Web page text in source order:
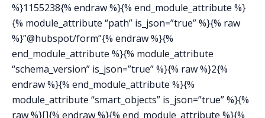
%}1155238{% endraw %}{% end_module_attribute %}
{% module_attribute “path” is_json=”true” %}{% raw
%}”@hubspot/form”{% endraw %}{%
end_module_attribute %}{% module_attribute
“schema_version” is_json=”true” %}{% raw %}2{%
endraw %}{% end_module_attribute %}{%
module_attribute “smart_objects” is_json=”true” %}{%
raw %}[]{% endraw %}{% end_module_attribute %}{%